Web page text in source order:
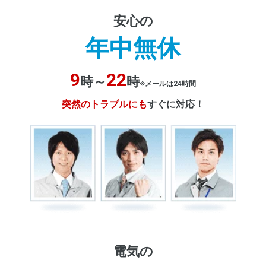
安心の
年中無休
9時～22時※メールは24時間
突然のトラブルにもすぐに対応！
電気の